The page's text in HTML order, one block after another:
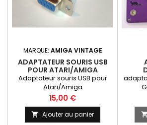
MARQUE: AMIGA VINTAGE
ADAPTATEUR SOURIS USB
POUR ATARI/AMIGA
Adaptateur souris USB pour
Atari/Amiga
Prix
15,00 €
 Ajouter au panier 